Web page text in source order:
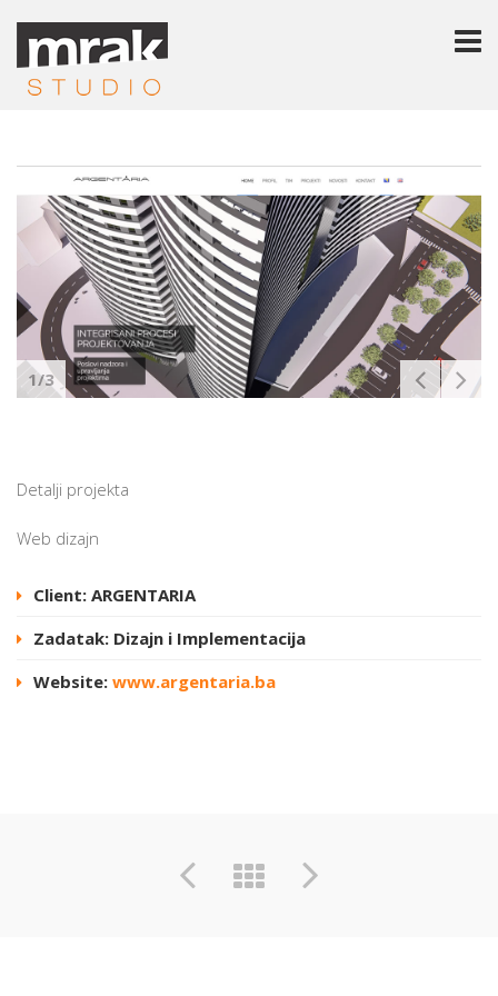
1/3
Detalji projekta
Web dizajn
Client: ARGENTARIA
Zadatak: Dizajn i Implementacija
Website: www.argentaria.ba